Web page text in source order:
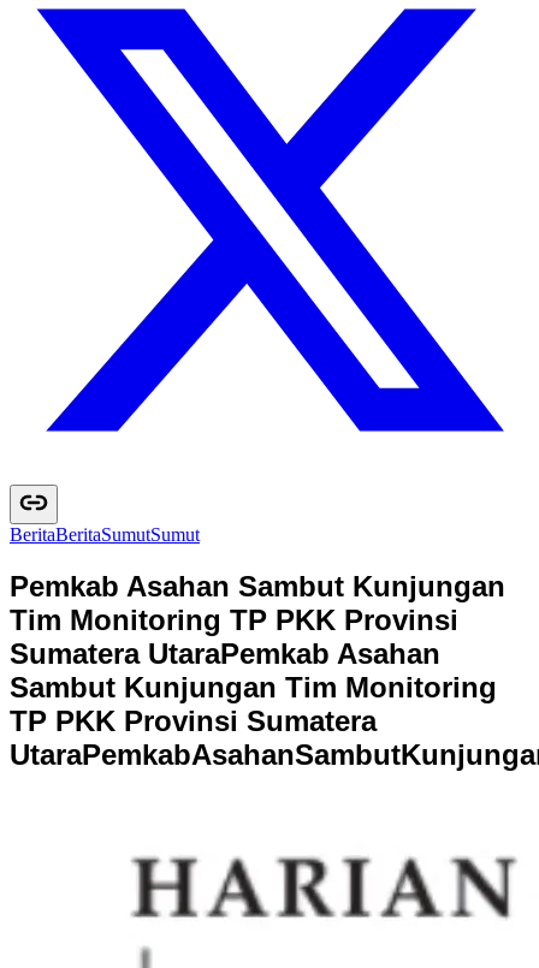
BeritaBeritaSumutSumut
Pemkab Asahan Sambut Kunjungan
Tim Monitoring TP PKK Provinsi
Sumatera UtaraPemkab Asahan
Sambut Kunjungan Tim Monitoring
TP PKK Provinsi Sumatera
UtaraPemkabAsahanSambutKunjunga